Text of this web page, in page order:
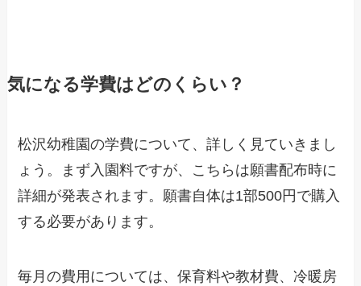
気になる学費はどのくらい？
松沢幼稚園の学費について、詳しく見ていきまし
ょう。まず入園料ですが、こちらは願書配布時に
詳細が発表されます。願書自体は1部500円で購入
する必要があります。
毎月の費用については、保育料や教材費、冷暖房